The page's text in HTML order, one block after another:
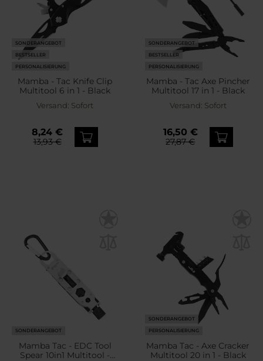
SONDERANGEBOT
BESTSELLER
PERSONALISIERUNG
Mamba - Tac Knife Clip
Multitool 6 in 1 - Black
Versand: Sofort
8,24 €
13,93 €
SONDERANGEBOT
BESTSELLER
PERSONALISIERUNG
Mamba - Tac Axe Pincher
Multitool 17 in 1 - Black
Versand: Sofort
16,50 €
27,87 €
SONDERANGEBOT
Mamba Tac - EDC Tool
Spear 10in1 Multitool -
SONDERANGEBOT
PERSONALISIERUNG
Mamba Tac - Axe Cracker
Multitool 20 in 1 - Black